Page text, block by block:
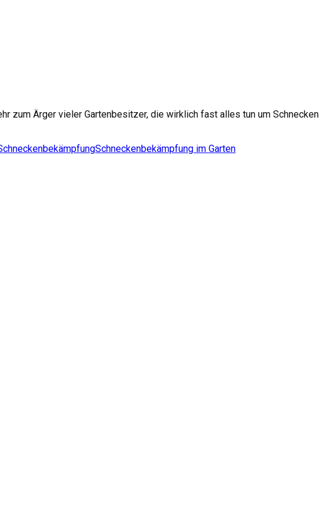
zum Ärger vieler Gartenbesitzer, die wirklich fast alles tun um Schnecken
Schneckenbekämpfung im Garten